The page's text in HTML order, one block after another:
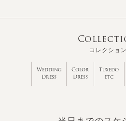
コレクション
Wedding
Dress
Color
Dress
Tuxedo,
etc